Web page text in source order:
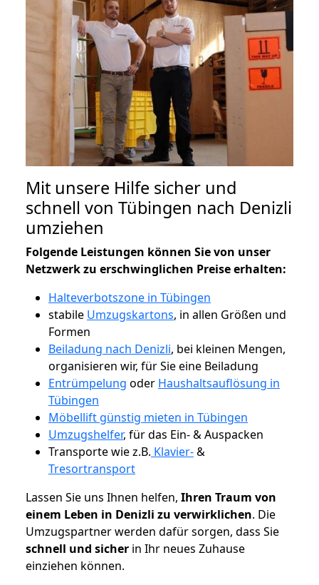
Mit unsere Hilfe sicher und
schnell von Tübingen nach Denizli
umziehen
Folgende Leistungen können Sie von unser
Netzwerk zu erschwinglichen Preise erhalten:
Halteverbotszone in Tübingen
stabile Umzugskartons, in allen Größen und
Formen
Beiladung nach Denizli, bei kleinen Mengen,
organisieren wir, für Sie eine Beiladung
Entrümpelung oder Haushaltsauflösung in
Tübingen
Möbellift günstig mieten in Tübingen
Umzugshelfer, für das Ein- & Auspacken
Transporte wie z.B. Klavier-&
Tresortransport
Lassen Sie uns Ihnen helfen, Ihren Traum von
einem Leben in Denizli zu verwirklichen. Die
Umzugspartner werden dafür sorgen, dass Sie
schnell und sicher in Ihr neues Zuhause
einziehen können.